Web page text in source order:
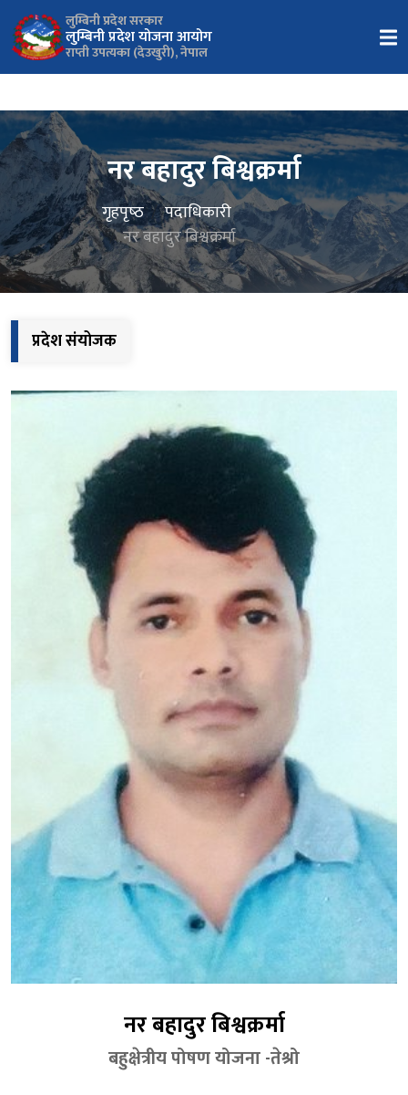
लुम्बिनी प्रदेश सरकार
लुम्बिनी प्रदेश योजना आयोग
राप्ती उपत्यका (देउखुरी), नेपाल
नर बहादुर बिश्वक्रर्मा
गृहपृष्‍ठ
पदाधिकारी
नर बहादुर बिश्वक्रर्मा
प्रदेश संयोजक
नर बहादुर बिश्वक्रर्मा
बहुक्षेत्रीय पोषण योजना -तेश्रो